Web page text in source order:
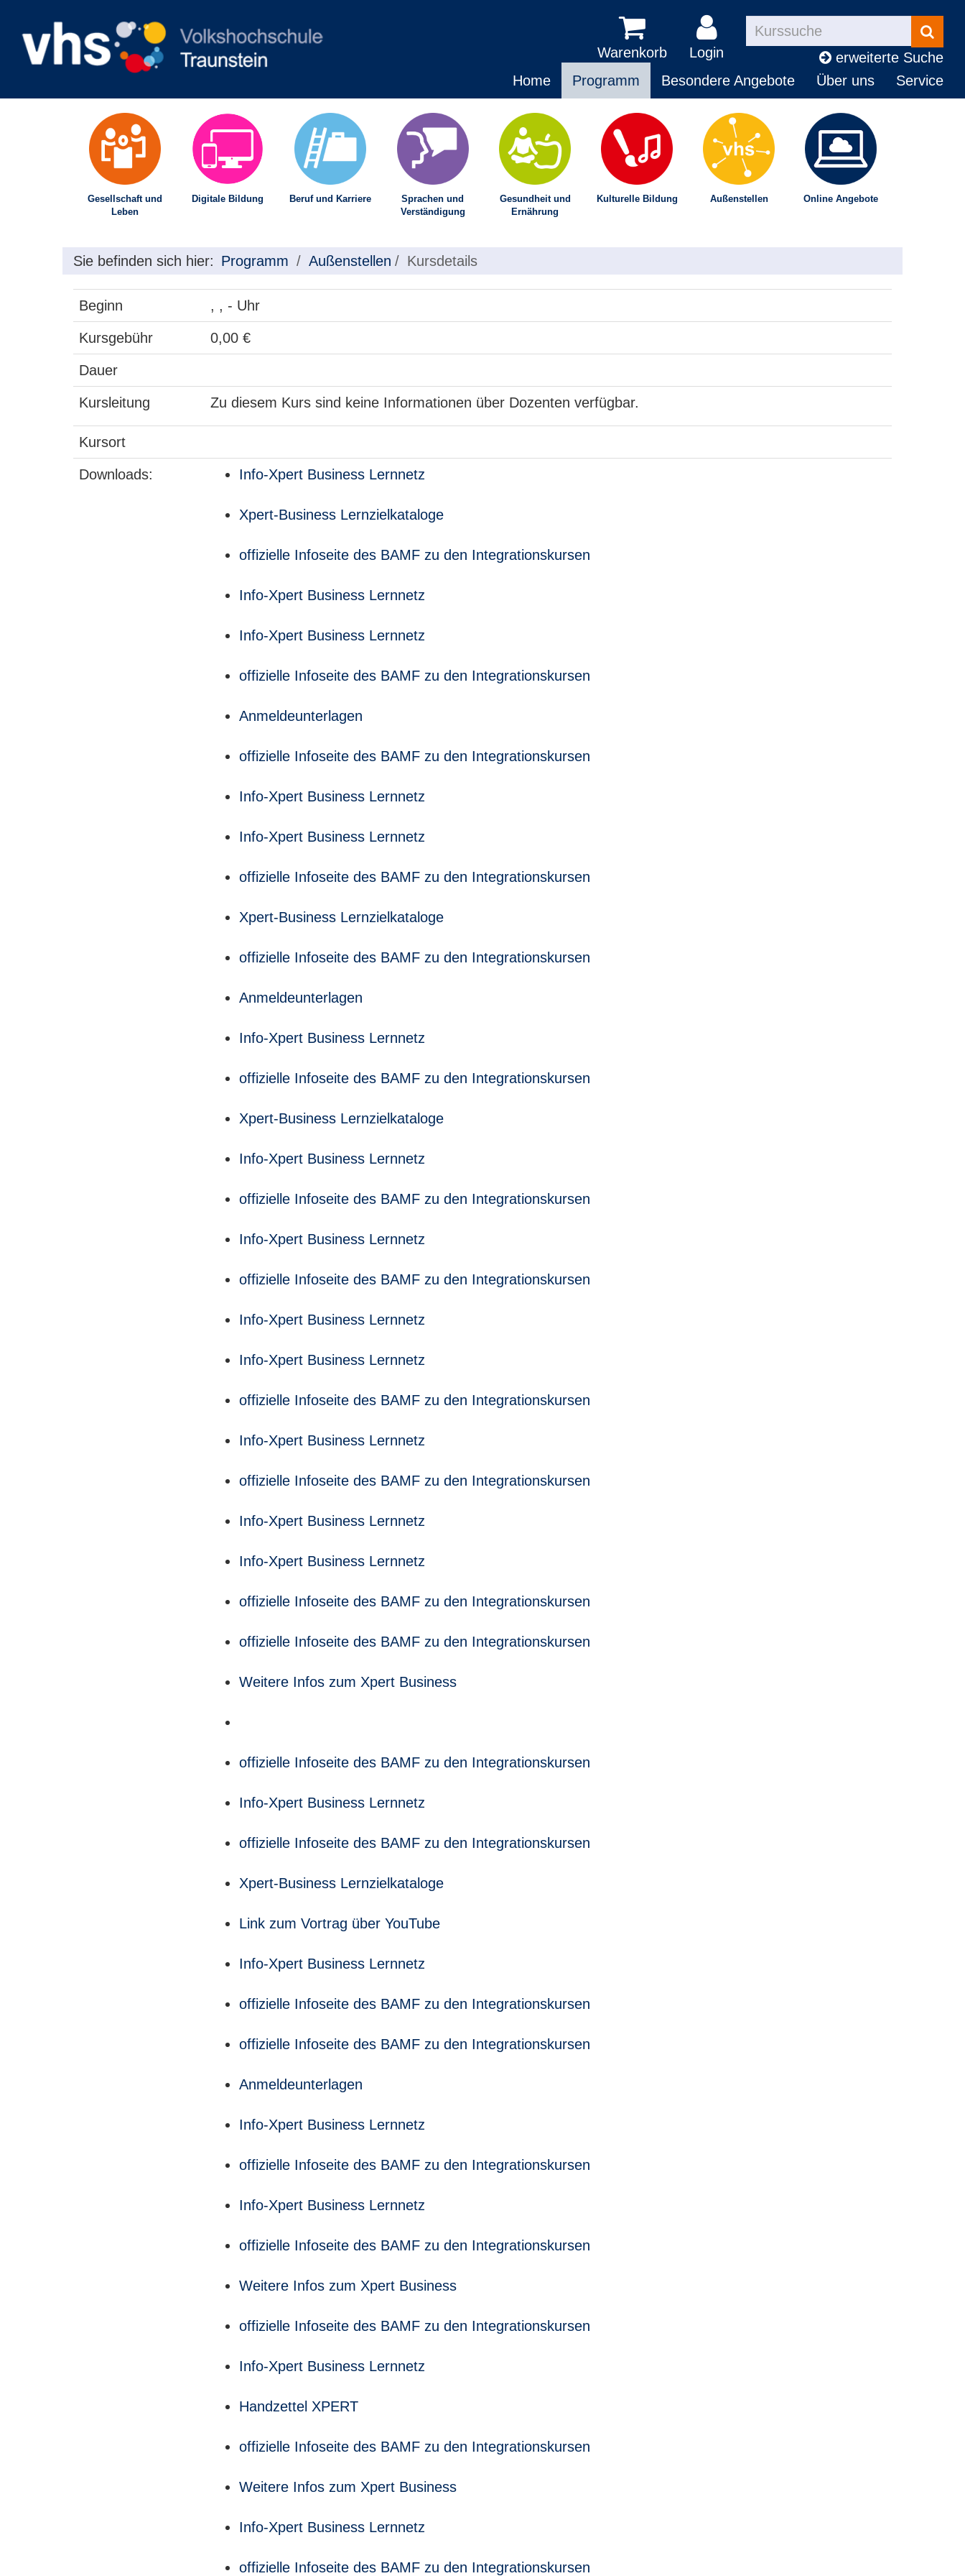
Warenkorb Login
Kurse
suchen
erweiterte Suche
Home
Programm Besondere Angebote Über uns Service
Gesellschaft und
Leben
Digitale Bildung Beruf und Karriere
Sprachen und
Verständigung
Gesundheit und
Ernährung
Kulturelle Bildung Außenstellen Online Angebote
Sie befinden sich hier: Programm Außenstellen Kursdetails
Beginn , , - Uhr
Kursgebühr 0,00 €
Dauer
Kursleitung Zu diesem Kurs sind keine Informationen über Dozenten verfügbar.
Kursort
Downloads: Info-Xpert Business Lernnetz
Xpert-Business Lernzielkataloge
offizielle Infoseite des BAMF zu den Integrationskursen
Info-Xpert Business Lernnetz
Info-Xpert Business Lernnetz
offizielle Infoseite des BAMF zu den Integrationskursen
Anmeldeunterlagen
offizielle Infoseite des BAMF zu den Integrationskursen
Info-Xpert Business Lernnetz
Info-Xpert Business Lernnetz
offizielle Infoseite des BAMF zu den Integrationskursen
Xpert-Business Lernzielkataloge
offizielle Infoseite des BAMF zu den Integrationskursen
Anmeldeunterlagen
Info-Xpert Business Lernnetz
offizielle Infoseite des BAMF zu den Integrationskursen
Xpert-Business Lernzielkataloge
Info-Xpert Business Lernnetz
offizielle Infoseite des BAMF zu den Integrationskursen
Info-Xpert Business Lernnetz
offizielle Infoseite des BAMF zu den Integrationskursen
Info-Xpert Business Lernnetz
Info-Xpert Business Lernnetz
offizielle Infoseite des BAMF zu den Integrationskursen
Info-Xpert Business Lernnetz
offizielle Infoseite des BAMF zu den Integrationskursen
Info-Xpert Business Lernnetz
Info-Xpert Business Lernnetz
offizielle Infoseite des BAMF zu den Integrationskursen
offizielle Infoseite des BAMF zu den Integrationskursen
Weitere Infos zum Xpert Business
offizielle Infoseite des BAMF zu den Integrationskursen
Info-Xpert Business Lernnetz
offizielle Infoseite des BAMF zu den Integrationskursen
Xpert-Business Lernzielkataloge
Link zum Vortrag über YouTube
Info-Xpert Business Lernnetz
offizielle Infoseite des BAMF zu den Integrationskursen
offizielle Infoseite des BAMF zu den Integrationskursen
Anmeldeunterlagen
Info-Xpert Business Lernnetz
offizielle Infoseite des BAMF zu den Integrationskursen
Info-Xpert Business Lernnetz
offizielle Infoseite des BAMF zu den Integrationskursen
Weitere Infos zum Xpert Business
offizielle Infoseite des BAMF zu den Integrationskursen
Info-Xpert Business Lernnetz
Handzettel XPERT
offizielle Infoseite des BAMF zu den Integrationskursen
Weitere Infos zum Xpert Business
Info-Xpert Business Lernnetz
offizielle Infoseite des BAMF zu den Integrationskursen